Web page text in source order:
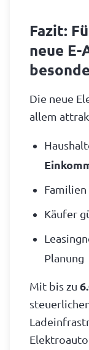
Fazit:
neue E-
Die neue
allem
Käufer
Planung
Mit bis zu